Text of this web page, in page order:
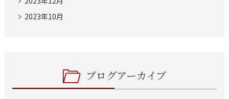
2023年10月
ブログアーカイブ